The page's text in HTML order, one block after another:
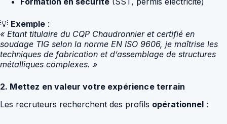
💡 Exemple :
« Etant titulaire du CQP Chaudronnier et certifié en
soudage TIG selon la norme EN ISO 9606, je maîtrise les
techniques de fabrication et d’assemblage de structures
métalliques complexes. »
2. Mettez en valeur votre expérience terrain
Les recruteurs recherchent des profils opérationnel :